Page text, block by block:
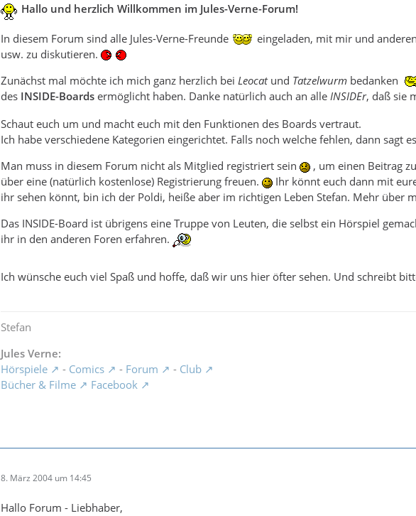
Hallo und herzlich Willkommen im Jules-Verne-Forum!
In diesem Forum sind alle Jules-Verne-Freunde
eingeladen, mit mir und
usw. zu diskutieren.
Zunächst mal möchte ich mich ganz herzlich bei Leocat und Tatzelwurm bedanken
des INSIDE-Boards ermöglicht haben. Danke natürlich auch an alle INSIDEr, daß sie
Schaut euch um und macht euch mit den Funktionen des Boards vertraut.
Ich habe verschiedene Kategorien eingerichtet. Falls noch welche fehlen, dann sagt
Man muss in diesem Forum nicht als Mitglied registriert sein
, um einen Beitrag
über eine (natürlich kostenlose) Registrierung freuen.
Ihr könnt euch dann mit
ihr sehen könnt, bin ich der Poldi, heiße aber im richtigen Leben Stefan. Mehr über
Das INSIDE-Board ist übrigens eine Truppe von Leuten, die selbst ein Hörspiel
ihr in den anderen Foren erfahren.
Ich wünsche euch viel Spaß und hoffe, daß wir uns hier öfter sehen. Und schreibt
Stefan
Jules Verne:
Hörspiele
- Comics - Forum - Club
Bücher & Filme
Facebook
8. März 2004 um 14:45
Hallo Forum - Liebhaber,